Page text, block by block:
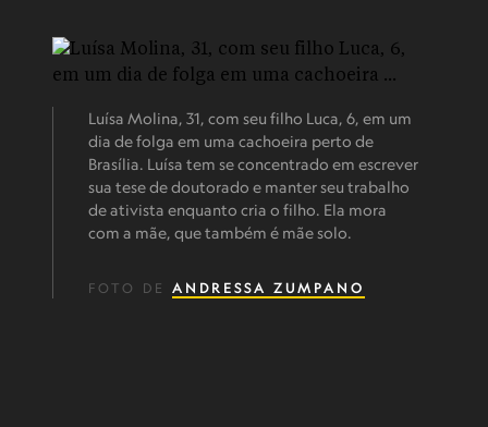
Luísa Molina, 31, com seu filho Luca, 6, em um
dia de folga em uma cachoeira perto de
Brasília. Luísa tem se concentrado em escrever
sua tese de doutorado e manter seu trabalho
de ativista enquanto cria o filho. Ela mora
com a mãe, que também é mãe solo.
FOTO DE ANDRESSA ZUMPANO